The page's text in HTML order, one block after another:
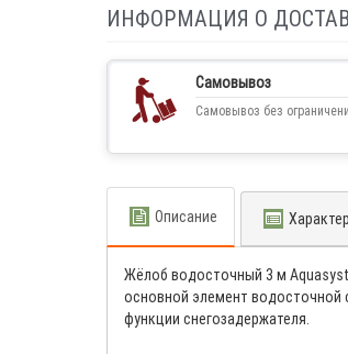
ИНФОРМАЦИЯ О
Самовывоз
Самовывоз без
Описание
Жёлоб водосточный 3 м
основной элемент водосточной
функции снегозадержателя.